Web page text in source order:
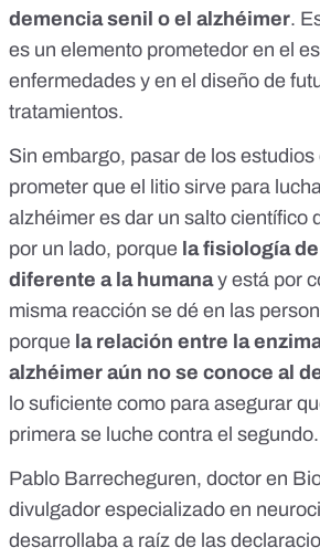
demencia senil o el alzhéimer.
es un elemento prometedor en el
enfermedades y en el diseño de
tratamientos.
Sin embargo, pasar de los estudios
prometer que el litio sirve para
alzhéimer es dar un salto científico
por un lado, porque la fisiología
diferente a la humanay está por
misma reacción se dé en las
porque la relación entre la
alzhéimer aún no se conoce al
lo suficiente como para asegurar
primera se luche contra el segundo.
Pablo Barrecheguren, doctor en
divulgador especializado en
desarrollaba a raíz de las